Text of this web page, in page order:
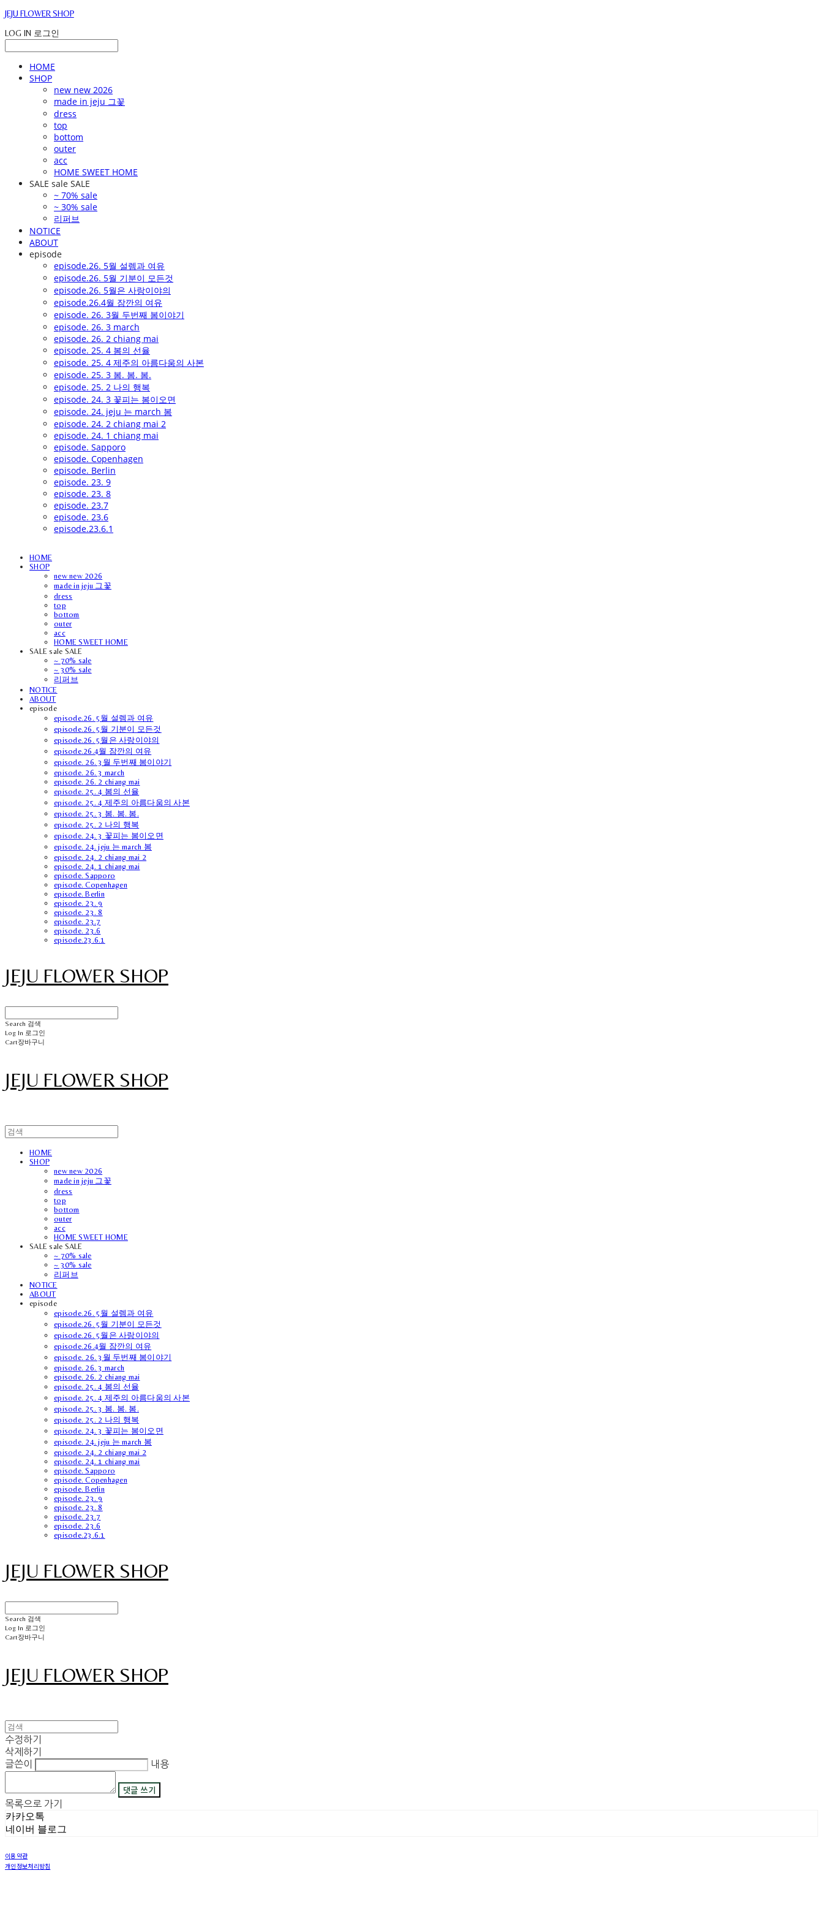
JEJU FLOWER SHOP
LOG IN 로그인
HOME
SHOP
new new 2026
made in jeju 그꽃
dress
top
bottom
outer
acc
HOME SWEET HOME
SALE sale SALE
~ 70% sale
~ 30% sale
리퍼브
NOTICE
ABOUT
episode
episode.26. 5월 설렘과 여유
episode.26. 5월 기분이 모든것
episode.26. 5월은 사랑이야의
episode.26.4월 잠깐의 여유
episode. 26. 3월 두번째 봄이야기
episode. 26. 3 march
episode. 26. 2 chiang mai
episode. 25. 4 봄의 선율
episode. 25. 4 제주의 아름다움의 사본
episode. 25. 3 봄. 봄. 봄.
episode. 25. 2 나의 행복
episode. 24. 3 꽃피는 봄이오면
episode. 24. jeju 는 march 봄
episode. 24. 2 chiang mai 2
episode. 24. 1 chiang mai
episode. Sapporo
episode. Copenhagen
episode. Berlin
episode. 23. 9
episode. 23. 8
episode. 23.7
episode. 23.6
episode.23.6.1
HOME
SHOP
new new 2026
made in jeju 그꽃
dress
top
bottom
outer
acc
HOME SWEET HOME
SALE sale SALE
~ 70% sale
~ 30% sale
리퍼브
NOTICE
ABOUT
episode
episode.26. 5월 설렘과 여유
episode.26. 5월 기분이 모든것
episode.26. 5월은 사랑이야의
episode.26.4월 잠깐의 여유
episode. 26. 3월 두번째 봄이야기
episode. 26. 3 march
episode. 26. 2 chiang mai
episode. 25. 4 봄의 선율
episode. 25. 4 제주의 아름다움의 사본
episode. 25. 3 봄. 봄. 봄.
episode. 25. 2 나의 행복
episode. 24. 3 꽃피는 봄이오면
episode. 24. jeju 는 march 봄
episode. 24. 2 chiang mai 2
episode. 24. 1 chiang mai
episode. Sapporo
episode. Copenhagen
episode. Berlin
episode. 23. 9
episode. 23. 8
episode. 23.7
episode. 23.6
episode.23.6.1
JEJU FLOWER SHOP
Search 검색
Log In 로그인
Cart장바구니
JEJU FLOWER SHOP
HOME
SHOP
new new 2026
made in jeju 그꽃
dress
top
bottom
outer
acc
HOME SWEET HOME
SALE sale SALE
~ 70% sale
~ 30% sale
리퍼브
NOTICE
ABOUT
episode
episode.26. 5월 설렘과 여유
episode.26. 5월 기분이 모든것
episode.26. 5월은 사랑이야의
episode.26.4월 잠깐의 여유
episode. 26. 3월 두번째 봄이야기
episode. 26. 3 march
episode. 26. 2 chiang mai
episode. 25. 4 봄의 선율
episode. 25. 4 제주의 아름다움의 사본
episode. 25. 3 봄. 봄. 봄.
episode. 25. 2 나의 행복
episode. 24. 3 꽃피는 봄이오면
episode. 24. jeju 는 march 봄
episode. 24. 2 chiang mai 2
episode. 24. 1 chiang mai
episode. Sapporo
episode. Copenhagen
episode. Berlin
episode. 23. 9
episode. 23. 8
episode. 23.7
episode. 23.6
episode.23.6.1
JEJU FLOWER SHOP
Search 검색
Log In 로그인
Cart장바구니
JEJU FLOWER SHOP
수정하기
삭제하기
글쓴이
내용
댓글 쓰기
목록으로 가기
카카오톡
네이버 블로그
이용약관
개인정보처리방침